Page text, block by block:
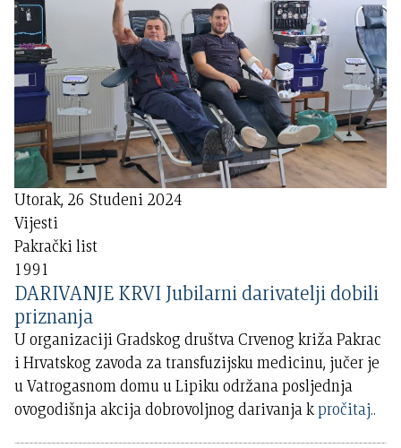
Utorak, 26 Studeni 2024
Vijesti
Pakrački list
1991
DARIVANJE KRVI Jubilarni darivatelji dobili
priznanja
U organizaciji Gradskog društva Crvenog križa Pakrac
i Hrvatskog zavoda za transfuzijsku medicinu, jučer je
u Vatrogasnom domu u Lipiku održana posljednja
ovogodišnja akcija dobrovoljnog darivanja kpročitaj..